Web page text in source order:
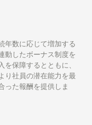
年数に応じて増加する
動したボーナス制度を
保障するとともに、
り社員の潜在能力を最
った報酬を提供しま